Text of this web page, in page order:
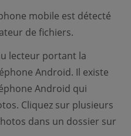
mobile est détecté
de fichiers.
lecteur portant la
Android. Il existe
Android qui
Cliquez sur plusieurs
dans un dossier sur